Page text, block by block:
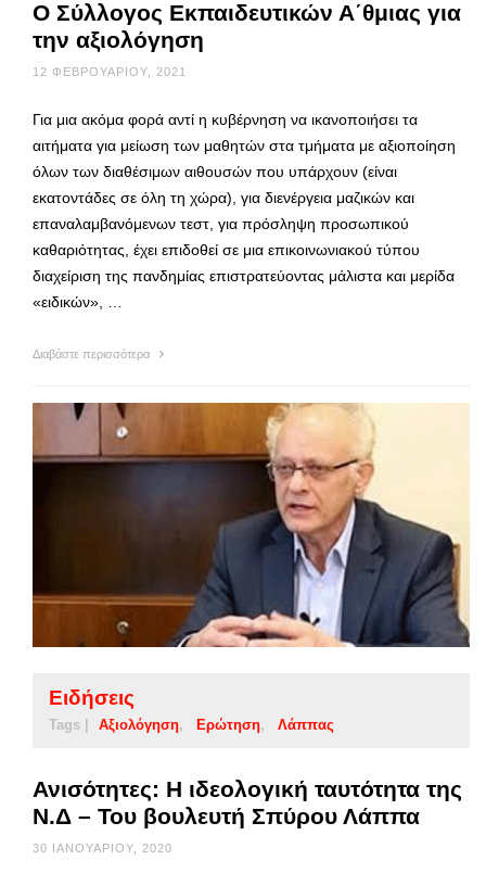
Ο Σύλλογος Εκπαιδευτικών Α΄θμιας για
την αξιολόγηση
12 ΦΕΒΡΟΥΑΡΊΟΥ, 2021
Για μια ακόμα φορά αντί η κυβέρνηση να ικανοποιήσει τα
αιτήματα για μείωση των μαθητών στα τμήματα με αξιοποίηση
όλων των διαθέσιμων αιθουσών που υπάρχουν (είναι
εκατοντάδες σε όλη τη χώρα), για διενέργεια μαζικών και
επαναλαμβανόμενων τεστ, για πρόσληψη προσωπικού
καθαριότητας, έχει επιδοθεί σε μια επικοινωνιακού τύπου
διαχείριση της πανδημίας επιστρατεύοντας μάλιστα και μερίδα
«ειδικών», …
Διαβάστε περισσότερα
Ειδήσεις
Tags | Αξιολόγηση Ερώτηση Λάππας
Ανισότητες: Η ιδεολογική ταυτότητα της
Ν.Δ – Του βουλευτή Σπύρου Λάππα
30 ΙΑΝΟΥΑΡΊΟΥ, 2020